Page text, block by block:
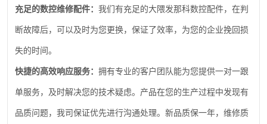
充足的数控维修配件： 我们有充足的大隈发那科数控配件，在判
断故障后，可以及时为您更换，保证了效率，为您的企业挽回损
失的时间。
快捷的高效响应服务： 拥有专业的客户团队能为您提供一对一跟
单服务，及时解决您的技术疑虑。产品在您的生产过程中发现有
品质问题，我司保证优先进行沟通处理。新品质保一年，维修质